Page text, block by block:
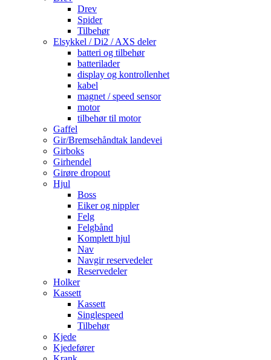
Drev
Spider
Tilbehør
Elsykkel / Di2 / AXS deler
batteri og tilbehør
batterilader
display og kontrollenhet
kabel
magnet / speed sensor
motor
tilbehør til motor
Gaffel
Gir/Bremsehåndtak landevei
Girboks
Girhendel
Girøre dropout
Hjul
Boss
Eiker og nippler
Felg
Felgbånd
Komplett hjul
Nav
Navgir reservedeler
Reservedeler
Holker
Kassett
Kassett
Singlespeed
Tilbehør
Kjede
Kjedefører